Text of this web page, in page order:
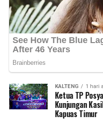
Views: 28
Bagikan ke
WhatsApp
Messenger 0
KALTENG 1 hari
Ketua TP
Kunjungan
Kapuas Timur